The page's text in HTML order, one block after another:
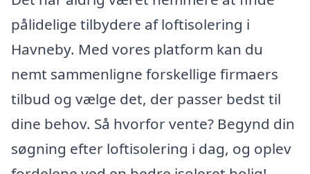
pålidelige tilbydere af loftisolering i
Havneby. Med vores platform kan du
nemt sammenligne forskellige firmaers
tilbud og vælge det, der passer bedst til
dine behov. Så hvorfor vente? Begynd din
søgning efter loftisolering i dag, og oplev